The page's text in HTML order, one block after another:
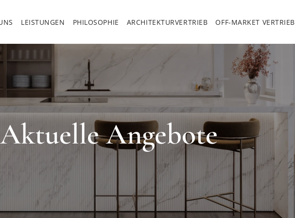
LEISTUNGEN PHILOSOPHIE ARCHITEKTURVERTRIEB OFF-MARKET VERTRIEB
Aktuelle Angebote